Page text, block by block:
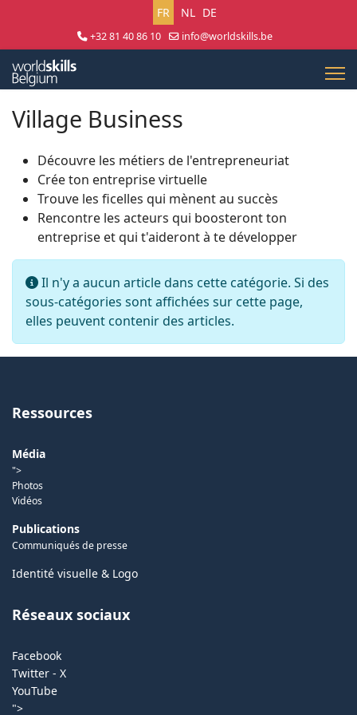
Sélectionnez votre langue
FR NL DE
+32 81 40 86 10
info@worldskills.be
Village Business
Découvre les métiers de l'entrepreneuriat
Crée ton entreprise virtuelle
Trouve les ficelles qui mènent au succès
Rencontre les acteurs qui boosteront ton
entreprise et qui t'aideront à te développer
Info
Il n'y a aucun article dans cette catégorie. Si des
sous-catégories sont affichées sur cette page,
elles peuvent contenir des articles.
Ressources
Média
">
Photos
Vidéos
Publications
Communiqués de presse
Identité visuelle & Logo
Réseaux sociaux
Facebook
Twitter - X
YouTube
">